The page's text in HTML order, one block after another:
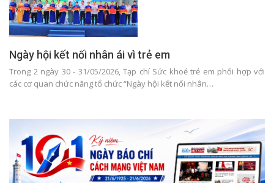
Ngày hội kết nối nhân ái vì trẻ em
Trong 2 ngày 30 - 31/05/2026, Tạp chí Sức khoẻ trẻ em phối hợp với
các cơ quan chức năng tổ chức “Ngày hội kết nối nhân…